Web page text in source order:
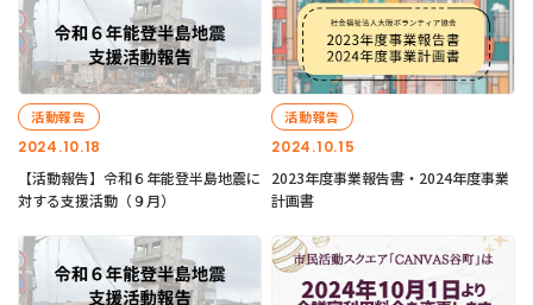
2024.10.18
活動報告
【活動報告】令和６年能登半島地震に
対する支援活動（９月）
2024.10.15
活動報告
2023年度事業報告書・2024年度事業
計画書